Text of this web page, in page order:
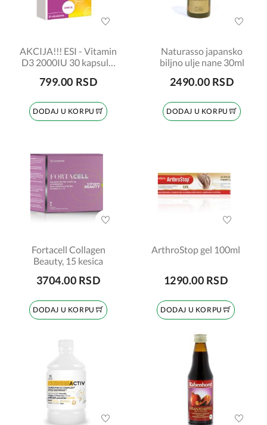
AKCIJA!!! ESI - Vitamin
D3 2000IU 30 kapsula,
799.00 RSD
DODAJ U KORPU
Naturasso japansko
biljno ulje nane 30ml
2490.00 RSD
DODAJ U KORPU
Fortacell Collagen
Beauty, 15 kesica
3704.00 RSD
DODAJ U KORPU
ArthroStop gel 100ml
1290.00 RSD
DODAJ U KORPU